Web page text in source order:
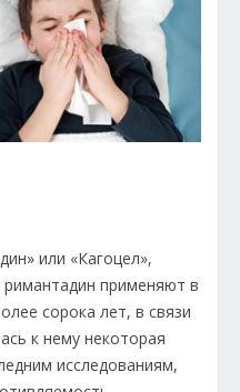
или «Кагоцел»,
применяют в
сорока лет, в связи
к нему некоторая
исследованиям,